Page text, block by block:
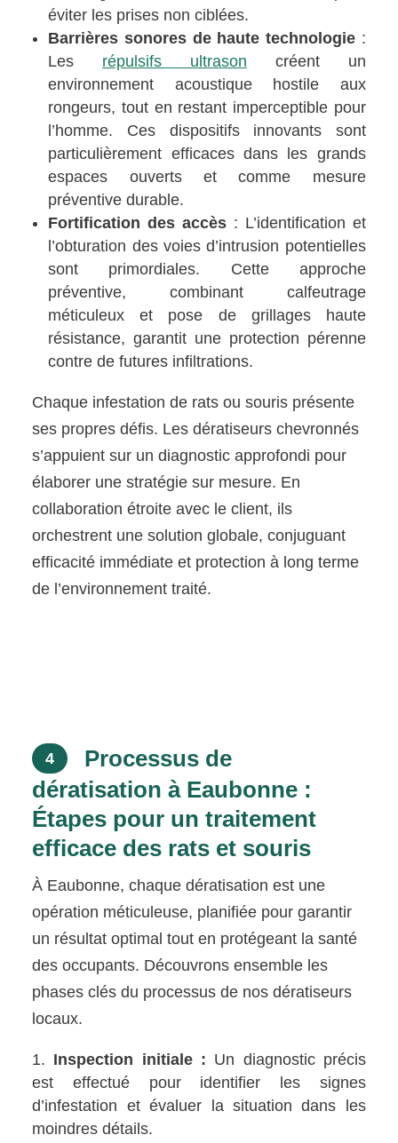
éviter les prises non ciblées.
Barrières sonores de haute technologie :
Les répulsifs ultrason créent un
environnement acoustique hostile aux
rongeurs, tout en restant imperceptible pour
l’homme. Ces dispositifs innovants sont
particulièrement efficaces dans les grands
espaces ouverts et comme mesure
préventive durable.
Fortification des accès : L’identification et
l’obturation des voies d’intrusion potentielles
sont primordiales. Cette approche
préventive, combinant calfeutrage
méticuleux et pose de grillages haute
résistance, garantit une protection pérenne
contre de futures infiltrations.
Chaque infestation de rats ou souris présente
ses propres défis. Les dératiseurs chevronnés
s’appuient sur un diagnostic approfondi pour
élaborer une stratégie sur mesure. En
collaboration étroite avec le client, ils
orchestrent une solution globale, conjuguant
efficacité immédiate et protection à long terme
de l’environnement traité.
4
Processus de
dératisation à Eaubonne :
Étapes pour un traitement
efficace des rats et souris
À Eaubonne, chaque dératisation est une
opération méticuleuse, planifiée pour garantir
un résultat optimal tout en protégeant la santé
des occupants. Découvrons ensemble les
phases clés du processus de nos dératiseurs
locaux.
Inspection initiale : Un diagnostic précis
est effectué pour identifier les signes
d’infestation et évaluer la situation dans les
moindres détails.